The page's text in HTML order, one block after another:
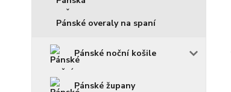
Pánské overaly na spaní
Pánské noční košile
Pánské župany